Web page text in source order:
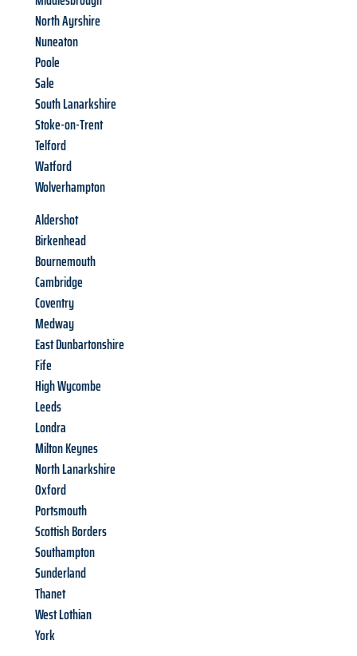
North Ayrshire
Nuneaton
Poole
Sale
South Lanarkshire
Stoke-on-Trent
Telford
Watford
Wolverhampton
Aldershot
Birkenhead
Bournemouth
Cambridge
Coventry
Medway
East Dunbartonshire
Fife
High Wycombe
Leeds
Londra
Milton Keynes
North Lanarkshire
Oxford
Portsmouth
Scottish Borders
Southampton
Sunderland
Thanet
West Lothian
York